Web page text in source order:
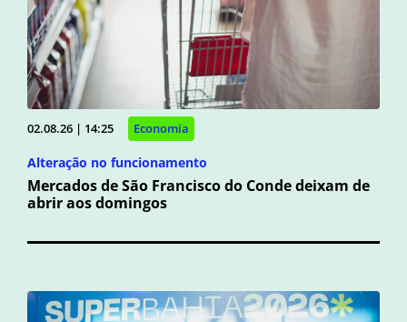
02.08.26 | 14:25 Economia
Alteração no funcionamento
Mercados de São Francisco do Conde deixam de
abrir aos domingos